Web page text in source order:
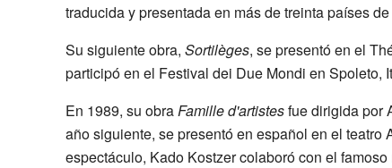
traducida y presentada en más de treinta países de
Su siguiente obra, Sortilèges, se presentó en el
participó en el Festival dei Due Mondi en Spoleto,
En 1989, su obraFamille d'artistesfue dirigida por
año siguiente, se presentó en español en el teatro
espectáculo, Kado Kostzer colaboró con el